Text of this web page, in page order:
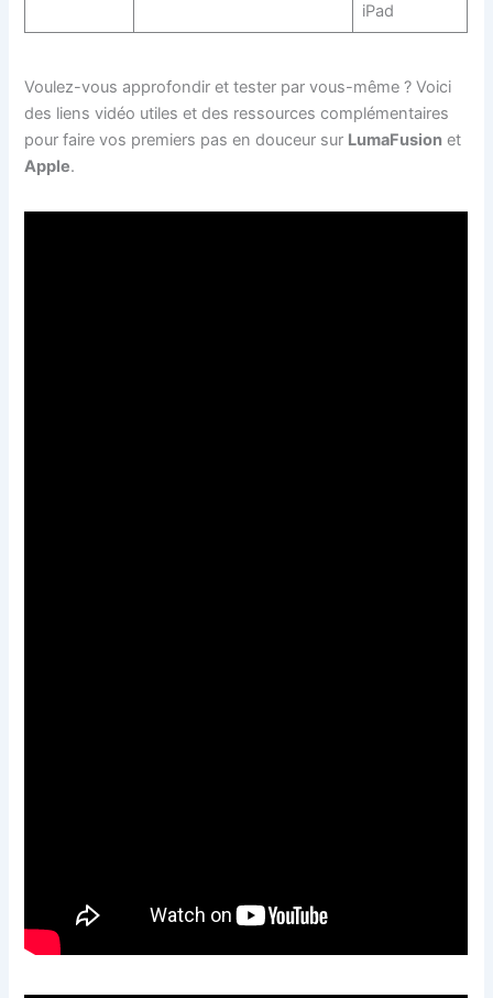
iPad
Voulez-vous approfondir et tester par vous-même ? Voici
des liens vidéo utiles et des ressources complémentaires
pour faire vos premiers pas en douceur sur LumaFusion et
Apple.